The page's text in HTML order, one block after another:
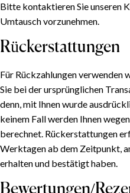
Bitte kontaktieren Sie unseren
Umtausch vorzunehmen.
Rückerstattungen
Für Rückzahlungen verwenden
Sie bei der ursprünglichen
denn, mit Ihnen wurde
keinem Fall werden Ihnen
berechnet. Rückerstattungen
Werktagen ab dem Zeitpunkt,
erhalten und bestätigt haben.
Bewertungen/